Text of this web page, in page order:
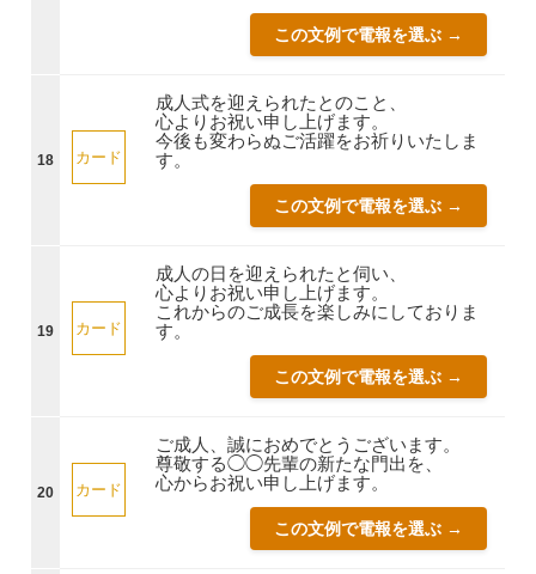
この文例で電報を選ぶ →
18 カード
成人式を迎えられたとのこと、
心よりお祝い申し上げます。
今後も変わらぬご活躍をお祈りいたしま
す。
この文例で電報を選ぶ →
19 カード
成人の日を迎えられたと伺い、
心よりお祝い申し上げます。
これからのご成長を楽しみにしておりま
す。
この文例で電報を選ぶ →
20 カード
ご成人、誠におめでとうございます。
尊敬する◯◯先輩の新たな門出を、
心からお祝い申し上げます。
この文例で電報を選ぶ →